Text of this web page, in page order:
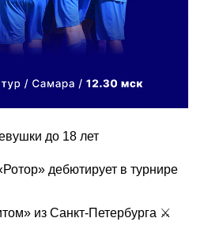
до 18 лет
дебютирует в турнире
из Санкт-Петербурга ⚔️